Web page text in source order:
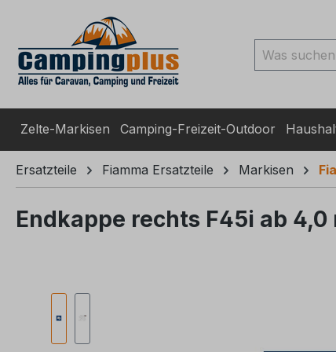
Zur Suche springen
Zelte-Markisen Camping-Freizeit-Outdoor
Ersatzteile Fiamma Ersatzteile Markisen
Endkappe rechts F45i ab 4,0